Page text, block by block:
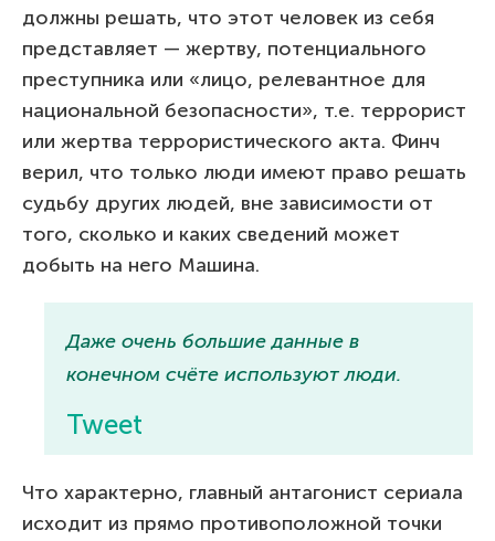
должны решать, что этот человек из себя
представляет — жертву, потенциального
преступника или «лицо, релевантное для
национальной безопасности», т.е. террорист
или жертва террористического акта. Финч
верил, что только люди имеют право решать
судьбу других людей, вне зависимости от
того, сколько и каких сведений может
добыть на него Машина.
Даже очень большие данные в
конечном счёте используют люди.
Tweet
Что характерно, главный антагонист сериала
исходит из прямо противоположной точки